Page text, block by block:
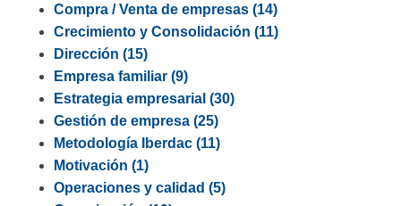
Compra / Venta de empresas (14)
Crecimiento y Consolidación (11)
Dirección (15)
Empresa familiar (9)
Estrategia empresarial (30)
Gestión de empresa (25)
Metodología Iberdac (11)
Motivación (1)
Operaciones y calidad (5)